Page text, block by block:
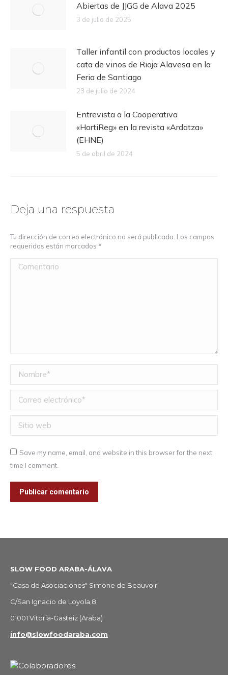
Abiertas de JJGG de Alava 2025
3 de julio de 2025
Taller infantil con productos locales y
cata de vinos de Rioja Alavesa en la
Feria de Santiago
23 de julio de 2024
Entrevista a la Cooperativa
«HortiReg» en la revista «Ardatza»
(EHNE)
5 de abril de 2024
Deja una respuesta
Tu dirección de correo electrónico no será publicada. Los campos
requeridos están marcados *
Comentario
Nombre *
Correo electrónico *
Sitio web
Save my name, email, and website in this browser for the next
time I comment.
Publicar comentario
SLOW FOOD ARABA-ÁLAVA
"Casa de Asociaciones" Simone de Beauvoir
C/San Ignacio de Loyola,8
01001 Vitoria-Gasteiz (Araba)
info@slowfoodaraba.com